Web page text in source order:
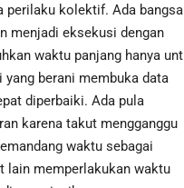
perilaku kolektif. Ada bangsa
menjadi eksekusi dengan
waktu panjang hanya
berani membuka data
diperbaiki. Ada pula
karena takut mengganggu
waktu sebagai
lain memperlakukan waktu